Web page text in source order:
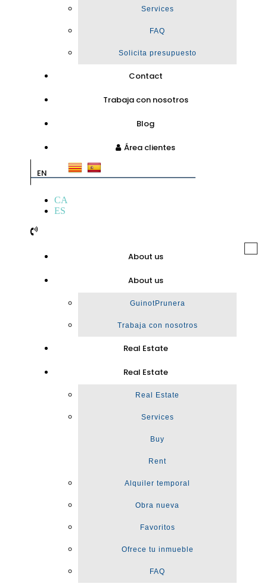
Services
FAQ
Solicita presupuesto
Contact
Trabaja con nosotros
Blog
Área clientes
EN
CA
ES
About us
About us
GuinotPrunera
Trabaja con nosotros
Real Estate
Real Estate
Real Estate
Services
Buy
Rent
Alquiler temporal
Obra nueva
Favoritos
Ofrece tu inmueble
FAQ